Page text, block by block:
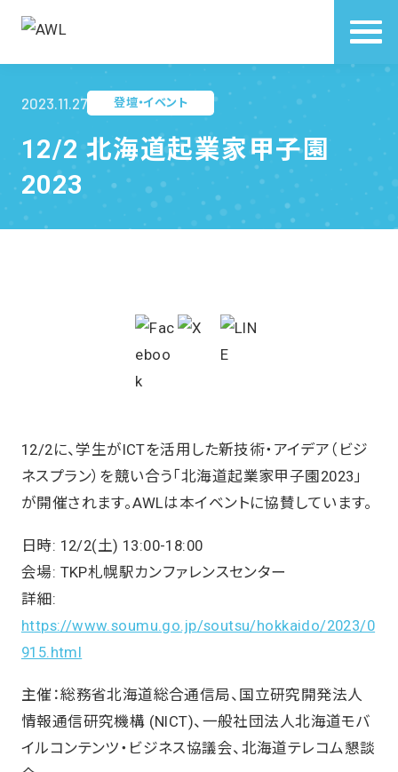
2023.11.27 登壇・イベント
12/2 北海道起業家甲子園
2023
12/2に、学生がICTを活用した新技術・アイデア（ビジ
ネスプラン）を競い合う「北海道起業家甲子園2023」
が開催されます。AWLは本イベントに協賛しています。
日時: 12/2(土) 13:00-18:00
会場: TKP札幌駅カンファレンスセンター
詳細:
https://www.soumu.go.jp/soutsu/hokkaido/2023/0
915.html
主催：総務省北海道総合通信局、国立研究開発法人
情報通信研究機構 (NICT)、一般社団法人北海道モバ
イルコンテンツ・ビジネス協議会、北海道テレコム懇談